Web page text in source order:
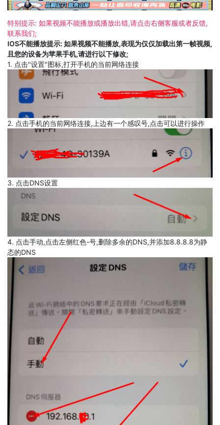
特别提示: 如果视频不能播放或播放出错,请点击右侧客服或者反馈,
联系我们;
IOS不能播放提示: 如果视频不能播放,表现为仅仅加载出第一帧视频,
且您的设备为苹果手机,请进行以下修改;
1. 点击"设置"图标,打开手机的当前网络连接
2. 点击手机的当前网络连接,上边有一个感叹号,点击可以进行操作
3. 点击DNS设置
4. 点击手动,点击左侧红色-号,删除多余的DNS,并添加8.8.8.8为静
态的DNS